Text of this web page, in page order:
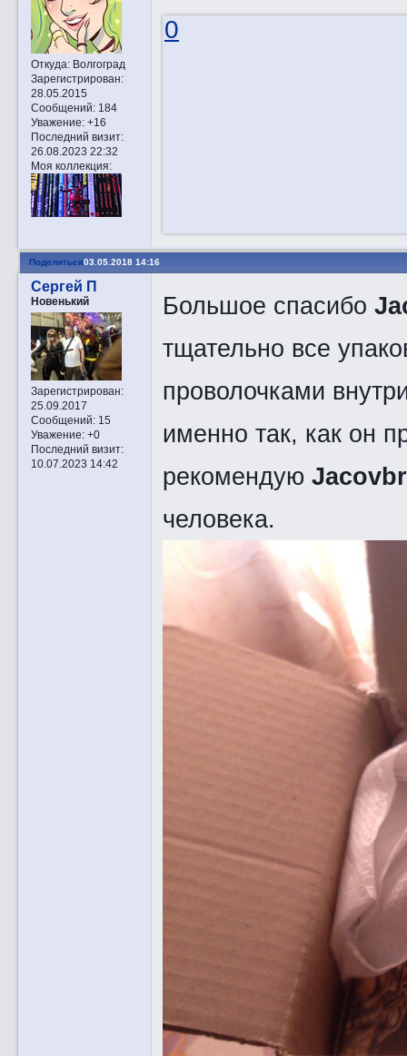
Откуда:Волгоград
Зарегистрирован:
28.05.2015
Сообщений:184
Уважение: +16
Последний визит:
26.08.2023 22:32
Моя коллекция:
0
Поделиться03.05.2018 14:16
Сергей П
Новенький
Зарегистрирован:
25.09.2017
Сообщений:15
Уважение: +0
Последний визит:
10.07.2023 14:42
Большое спасибо
тщательно все
проволочками
именно так, как он
рекомендую
человека.